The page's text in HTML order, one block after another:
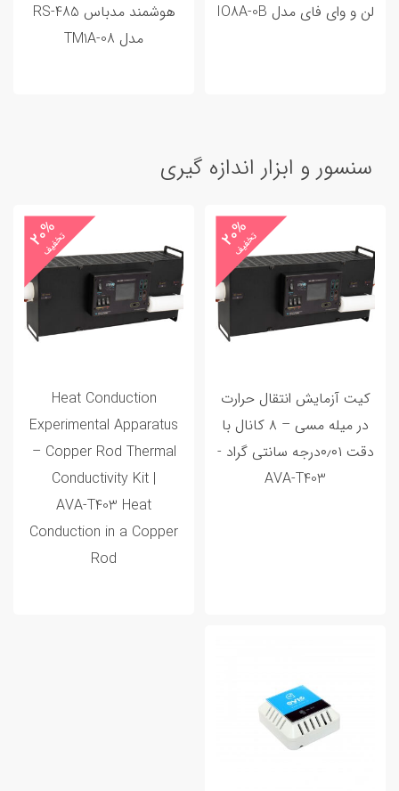
لن و وای فای مدل IO8A-0B
هوشمند مدباس RS-485
مدل TM1A-08
سنسور و ابزار اندازه گیری
20%
کیت آزمایش انتقال حرارت
در میله مسی – ۸ کانال با
دقت ۰٫۰۱درجه سانتی گراد -
AVA‑T403
20%
Heat Conduction
Experimental Apparatus
– Copper Rod Thermal
Conductivity Kit |
AVA‑T403 Heat
Conduction in a Copper
Rod